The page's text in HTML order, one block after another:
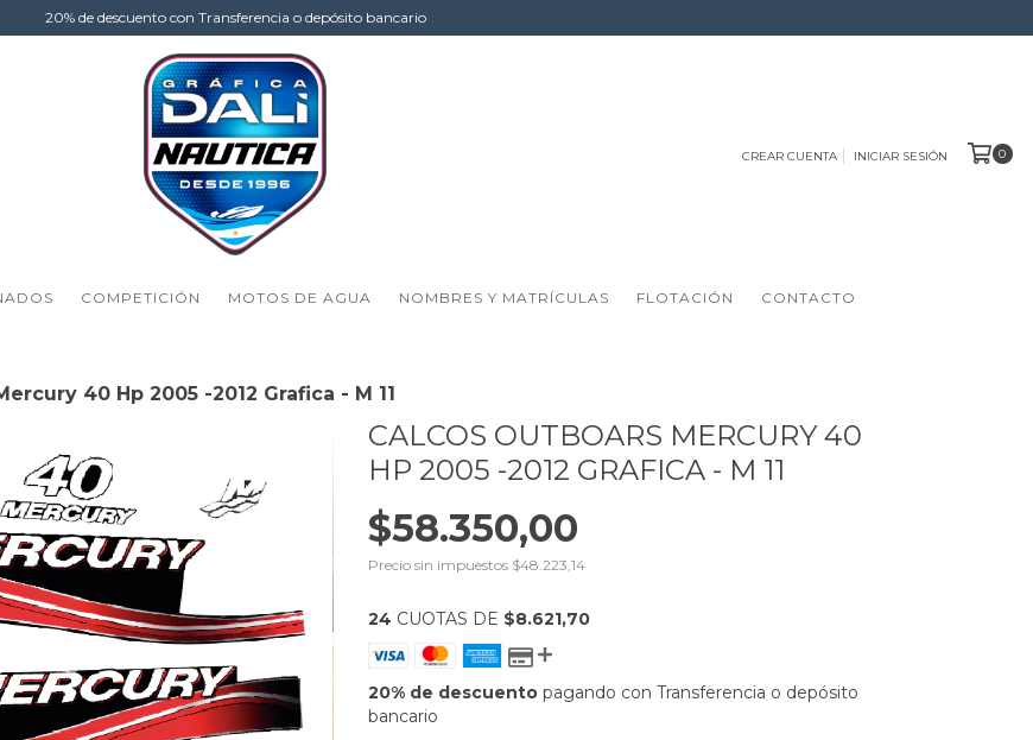
20% de descuento con Transferencia o depósito bancario
CREAR CUENTA INICIAR SESIÓN 0
COMPETICIÓN MOTOS DE AGUA NOMBRES Y MATRÍCULAS FLOTACIÓN CONTACTO
40 Hp 2005 -2012 Grafica - M 11
CALCOS OUTBOARS MERCURY 40
HP 2005 -2012 GRAFICA - M 11
$58.350,00
Precio sin impuestos $48.223,14
24 CUOTAS DE $8.621,70
20% de descuento pagando con Transferencia o depósito
bancario